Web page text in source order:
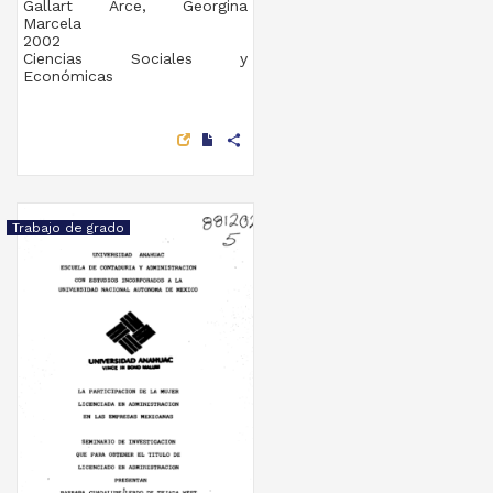
Gallart Arce, Georgina
Marcela
2002
Ciencias Sociales y
Económicas
share
Trabajo de grado